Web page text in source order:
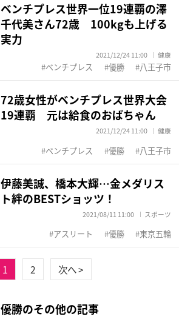
ベンチプレス世界一位19連覇の澤
千代美さん72歳 100kgも上げる
実力
2021/12/24 11:00 健康
ベンチプレス 優勝 八王子市
72歳女性がベンチプレス世界大会
19連覇 元は給食のおばちゃん
2021/12/24 11:00 健康
ベンチプレス 優勝 八王子市
伊藤美誠、橋本大輝…金メダリス
ト絆のBESTショッツ！
2021/08/11 11:00 スポーツ
アスリート 優勝 東京五輪
1 2 次へ >
優勝のその他の記事